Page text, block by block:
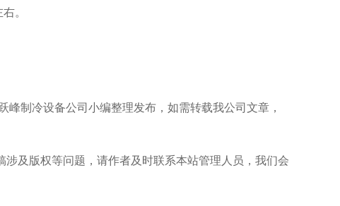
。
跃峰制冷设备公司小编整理发布，如需转载我公司文章，
及版权等问题，请作者及时联系本站管理人员，我们会